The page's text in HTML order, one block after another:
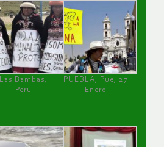
Las Bambas,
Perú
PUEBLA, Pue, 27
Enero